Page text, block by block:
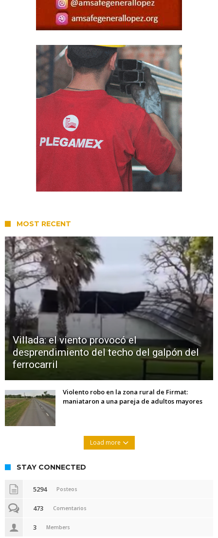
MOST RECENT
Villada: el viento provocó el
desprendimiento del techo del galpón del
ferrocarril
Violento robo en la zona rural de Firmat:
maniataron a una pareja de adultos mayores
Load more
STAY CONNECTED
5294 Posteos
473 Comentarios
3 Members